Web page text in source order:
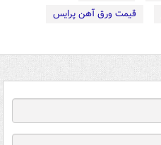
قیمت ورق آهن پرایس